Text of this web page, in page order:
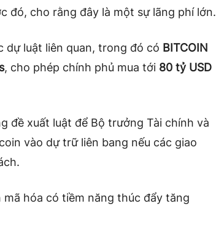
đó, cho rằng đây là một sự lãng phí lớn.
dự luật liên quan, trong đó có BITCOIN
, cho phép chính phủ mua tới 80 tỷ USD
đề xuất luật để Bộ trưởng Tài chính và
vào dự trữ liên bang nếu các giao
hóa có tiềm năng thúc đẩy tăng